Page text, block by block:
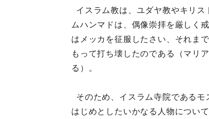
イスラム教は、ユダヤ教やキリ
ムハンマドは、偶像崇拝を厳しく
はメッカを征服したさい、それま
もって打ち壊したのである（マリ
る）。
そのため、イスラム寺院である
はじめとしたいかなる人物につい